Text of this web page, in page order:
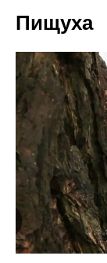
Пищуха